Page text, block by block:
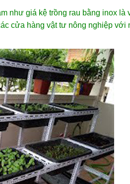
như giá kệ trồng rau bằng inox là
cửa hàng vật tư nông nghiệp với